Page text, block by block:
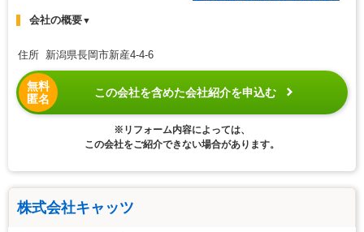
会社の概要▼
住所 新潟県長岡市新産4-4-6
無料
匿名
この会社を含めた会社紹介を申込む
※リフォーム内容によっては、
この会社をご紹介できない場合があります。
株式会社キャッツ